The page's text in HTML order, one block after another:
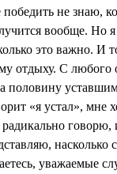
не знаю,
вообще. Но
это важно. И
отдыху. С любого
половину
«я устал», мне
радикально говорю,
насколько
уважаемые